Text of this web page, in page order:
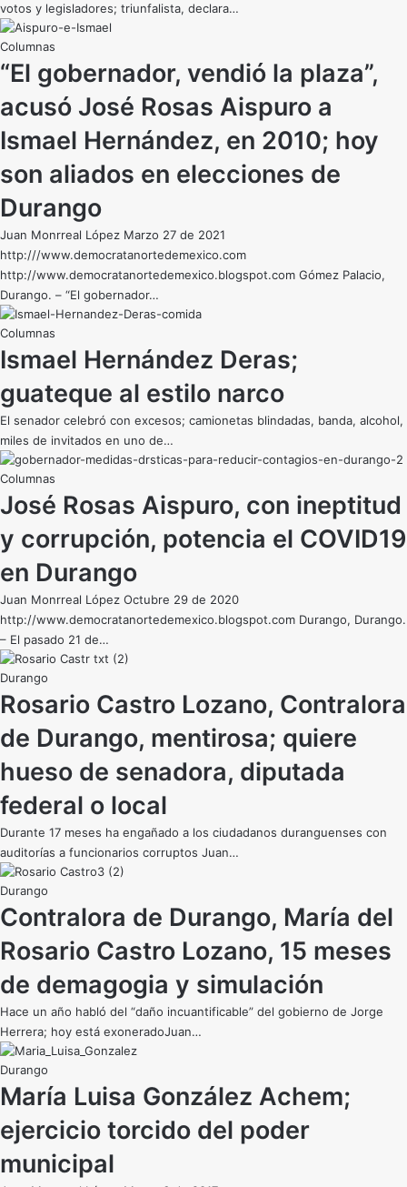
votos y legisladores; triunfalista, declara…
“El gobernador, vendió la plaza”,
acusó José Rosas Aispuro a
Ismael Hernández, en 2010; hoy
son aliados en elecciones de
Durango
Juan Monrreal López Marzo 27 de 2021
http:///www.democratanortedemexico.com
http://www.democratanortedemexico.blogspot.com Gómez Palacio,
Durango. – “El gobernador…
Ismael Hernández Deras;
guateque al estilo narco
El senador celebró con excesos; camionetas blindadas, banda, alcohol,
miles de invitados en uno de…
José Rosas Aispuro, con ineptitud
y corrupción, potencia el COVID19
en Durango
Juan Monrreal López Octubre 29 de 2020
http://www.democratanortedemexico.blogspot.com Durango, Durango.
– El pasado 21 de…
Durango
Rosario Castro Lozano, Contralora
de Durango, mentirosa; quiere
hueso de senadora, diputada
federal o local
Durante 17 meses ha engañado a los ciudadanos duranguenses con
auditorías a funcionarios corruptos Juan…
Durango
Contralora de Durango, María del
Rosario Castro Lozano, 15 meses
de demagogia y simulación
Hace un año habló del “daño incuantificable” del gobierno de Jorge
Herrera; hoy está exoneradoJuan…
Durango
María Luisa González Achem;
ejercicio torcido del poder
municipal